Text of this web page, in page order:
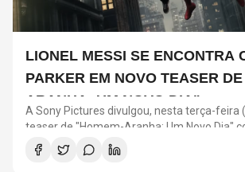
LIONEL MESSI SE ENCONTRA
PARKER EM NOVO TEASER
ARANHA: UM NOVO DIA"
A Sony Pictures divulgou, nesta terça-feira
teaser de "Homem-Aranha: Um Novo Dia"
participação de Lionel Messi. O astro
com o universo do herói em uma ação